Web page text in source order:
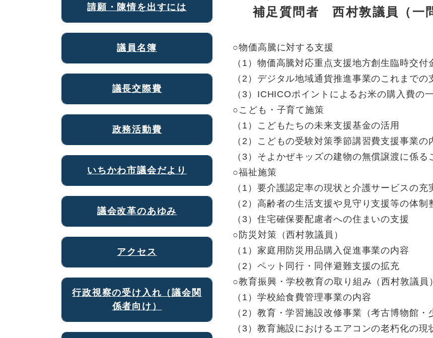
補足質問者 西村敦議員（一
○物価高騰に対する支援
（1）物価高騰対応重点支援地方創生臨時交付
（2）デジタル地域通貨推進事業のこれまでの
（3）ICHICOポイントによるお米の購入費の
○こども・子育て施策
（1）こどもたちの未来支援基金の活用
（2）こどもの受験対策季節講習費支援事業の
（3）そよかぜキッズの建物の無償譲渡に係
○福祉施策
（1）要介護認定率の現状と介護サービスの充
（2）高齢者の生活支援や見守り支援等の体制
（3）住宅確保要配慮者への住まいの支援
○防災対策（西村敦議員）
（1）家庭用防災用品購入促進事業の内容
（2）ペット同行・同伴避難支援の拡充
○教育振興・学校教育の取り組み（西村敦議員）
（1）学校給食費管理事業の内容
（2）教育・学習施設改修事業（考古博物館・
（3）教育施設におけるエアコンの老朽化の現
請願・陳情を出すには
議員名簿
議長交際費
政務活動費
いちかわ市議会だより
議会改革のあゆみ
アクセス
行政視察の受け入れ（議会関
係者向け）